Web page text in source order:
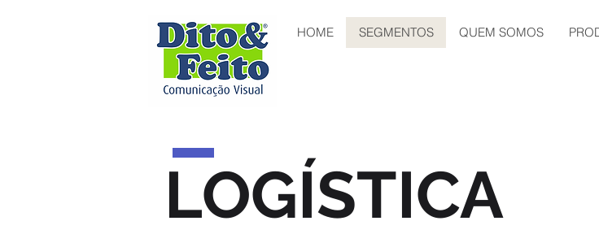
HOME SEGMENTOS QUEM SOMOS
LOGÍSTICA